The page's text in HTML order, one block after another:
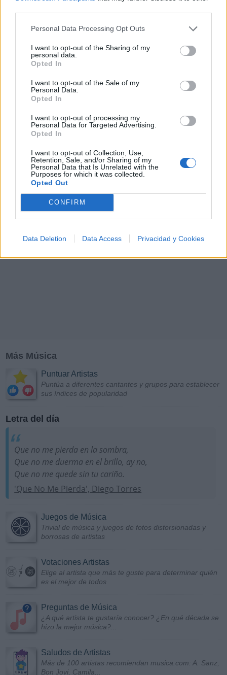
Personal Data Processing Opt Outs
I want to opt-out of the Sharing of my
personal data.
Opted In
I want to opt-out of the Sale of my
Personal Data.
Opted In
I want to opt-out of processing my
Personal Data for Targeted Advertising.
Opted In
I want to opt-out of Collection, Use,
Retention, Sale, and/or Sharing of my
Personal Data that Is Unrelated with the
Purposes for which it was collected.
Opted Out
CONFIRM
Data Deletion Data Access Privacidad y Cookies
Psicodelia y Space Rock 🎸✨
tus noches de astronomía. 🪐🎸 Desconecta, mira
al firmamento y siente la gravedad cero. 💾 ¡Guarda
esta colección para tu próxima noche estrellada!
B C D E F G H I K
Z #
Más Música
Puntuar Artistas
Puntúa a diferentes cantantes y grupos para establecer
sus índices de popularidad
Letra del día
Que no me pierda en la sombra,
Que no me duerma en el brillo, ay no,
Que no me quede sin tu cariño.
'Que No Me Pierda', Diego Torres
Juegos de Música
Trivial de música y juegos de fotos distorsionadas y
borrosas de artistas
Votaciones Artistas
Elige al artista que más te guste para determinar quién
es el mejor de todos
Preguntas de Música
¿A qué artista te gustaría conocer? ¿En qué década se
hizo la mejor música?...
Saludos de Artistas
Más de 100 artistas recomiendan musica.com: A. Sanz,
Bon Jovi, Camila...